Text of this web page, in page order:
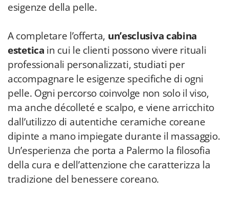
esigenze della pelle.
A completare l’offerta, un’esclusiva cabina
estetica in cui le clienti possono vivere rituali
professionali personalizzati, studiati per
accompagnare le esigenze specifiche di ogni
pelle. Ogni percorso coinvolge non solo il viso,
ma anche décolleté e scalpo, e viene arricchito
dall’utilizzo di autentiche ceramiche coreane
dipinte a mano impiegate durante il massaggio.
Un’esperienza che porta a Palermo la filosofia
della cura e dell’attenzione che caratterizza la
tradizione del benessere coreano.